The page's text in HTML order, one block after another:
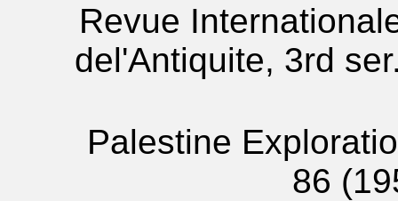
Revue
del'Antiquite, 3rd
Palestine
86